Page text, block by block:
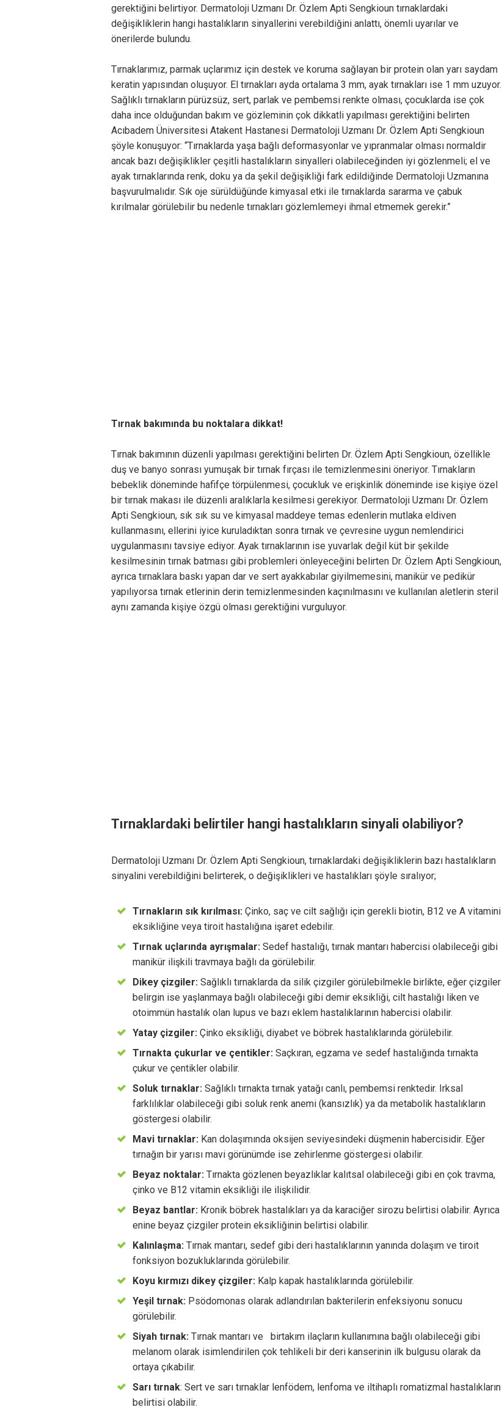
gerektiğini belirtiyor. Dermatoloji Uzmanı Dr. Özlem Apti Sengkioun tırnaklardaki
değişikliklerin hangi hastalıkların sinyallerini verebildiğini anlattı, önemli uyarılar ve
önerilerde bulundu.
Tırnaklarımız, parmak uçlarımız için destek ve koruma sağlayan bir protein olan yarı saydam
keratin yapısından oluşuyor. El tırnakları ayda ortalama 3 mm, ayak tırnakları ise 1 mm uzuyor.
Sağlıklı tırnakların pürüzsüz, sert, parlak ve pembemsi renkte olması, çocuklarda ise çok
daha ince olduğundan bakım ve gözleminin çok dikkatli yapılması gerektiğini belirten
Acıbadem Üniversitesi Atakent Hastanesi Dermatoloji Uzmanı Dr. Özlem Apti Sengkioun
şöyle konuşuyor: “Tırnaklarda yaşa bağlı deformasyonlar ve yıpranmalar olması normaldir
ancak bazı değişiklikler çeşitli hastalıkların sinyalleri olabileceğinden iyi gözlenmeli; el ve
ayak tırnaklarında renk, doku ya da şekil değişikliği fark edildiğinde Dermatoloji Uzmanına
başvurulmalıdır. Sık oje sürüldüğünde kimyasal etki ile tırnaklarda sararma ve çabuk
kırılmalar görülebilir bu nedenle tırnakları gözlemlemeyi ihmal etmemek gerekir.”
Tırnak bakımında bu noktalara dikkat!
Tırnak bakımının düzenli yapılması gerektiğini belirten Dr. Özlem Apti Sengkioun, özellikle
duş ve banyo sonrası yumuşak bir tırnak fırçası ile temizlenmesini öneriyor. Tırnakların
bebeklik döneminde hafifçe törpülenmesi, çocukluk ve erişkinlik döneminde ise kişiye özel
bir tırnak makası ile düzenli aralıklarla kesilmesi gerekiyor. Dermatoloji Uzmanı Dr. Özlem
Apti Sengkioun, sık sık su ve kimyasal maddeye temas edenlerin mutlaka eldiven
kullanmasını, ellerini iyice kuruladıktan sonra tırnak ve çevresine uygun nemlendirici
uygulanmasını tavsiye ediyor. Ayak tırnaklarının ise yuvarlak değil küt bir şekilde
kesilmesinin tırnak batması gibi problemleri önleyeceğini belirten Dr. Özlem Apti Sengkioun,
ayrıca tırnaklara baskı yapan dar ve sert ayakkabılar giyilmemesini, manikür ve pedikür
yapılıyorsa tırnak etlerinin derin temizlenmesinden kaçınılmasını ve kullanılan aletlerin steril
aynı zamanda kişiye özgü olması gerektiğini vurguluyor.
Tırnaklardaki belirtiler hangi hastalıkların sinyali olabiliyor?
Dermatoloji Uzmanı Dr. Özlem Apti Sengkioun, tırnaklardaki değişikliklerin bazı hastalıkların
sinyalini verebildiğini belirterek, o değişiklikleri ve hastalıkları şöyle sıralıyor;
Tırnakların sık kırılması: Çinko, saç ve cilt sağlığı için gerekli biotin, B12 ve A vitamini
eksikliğine veya tiroit hastalığına işaret edebilir.
Tırnak uçlarında ayrışmalar: Sedef hastalığı, tırnak mantarı habercisi olabileceği gibi
manikür ilişkili travmaya bağlı da görülebilir.
Dikey çizgiler: Sağlıklı tırnaklarda da silik çizgiler görülebilmekle birlikte, eğer çizgiler
belirgin ise yaşlanmaya bağlı olabileceği gibi demir eksikliği, cilt hastalığı liken ve
otoimmün hastalık olan lupus ve bazı eklem hastalıklarının habercisi olabilir.
Yatay çizgiler: Çinko eksikliği, diyabet ve böbrek hastalıklarında görülebilir.
Tırnakta çukurlar ve çentikler: Saçkıran, egzama ve sedef hastalığında tırnakta
çukur ve çentikler olabilir.
Soluk tırnaklar: Sağlıklı tırnakta tırnak yatağı canlı, pembemsi renktedir. Irksal
farklılıklar olabileceği gibi soluk renk anemi (kansızlık) ya da metabolik hastalıkların
göstergesi olabilir.
Mavi tırnaklar: Kan dolaşımında oksijen seviyesindeki düşmenin habercisidir. Eğer
tırnağın bir yarısı mavi görünümde ise zehirlenme göstergesi olabilir.
Beyaz noktalar: Tırnakta gözlenen beyazlıklar kalıtsal olabileceği gibi en çok travma,
çinko ve B12 vitamin eksikliği ile ilişkilidir.
Beyaz bantlar: Kronik böbrek hastalıkları ya da karaciğer sirozu belirtisi olabilir. Ayrıca
enine beyaz çizgiler protein eksikliğinin belirtisi olabilir.
Kalınlaşma: Tırnak mantarı, sedef gibi deri hastalıklarının yanında dolaşım ve tiroit
fonksiyon bozukluklarında görülebilir.
Koyu kırmızı dikey çizgiler: Kalp kapak hastalıklarında görülebilir.
Yeşil tırnak: Psödomonas olarak adlandırılan bakterilerin enfeksiyonu sonucu
görülebilir.
Siyah tırnak: Tırnak mantarı ve birtakım ilaçların kullanımına bağlı olabileceği gibi
melanom olarak isimlendirilen çok tehlikeli bir deri kanserinin ilk bulgusu olarak da
ortaya çıkabilir.
Sarı tırnak: Sert ve sarı tırnaklar lenfödem, lenfoma ve iltihaplı romatizmal hastalıkların
belirtisi olabilir.